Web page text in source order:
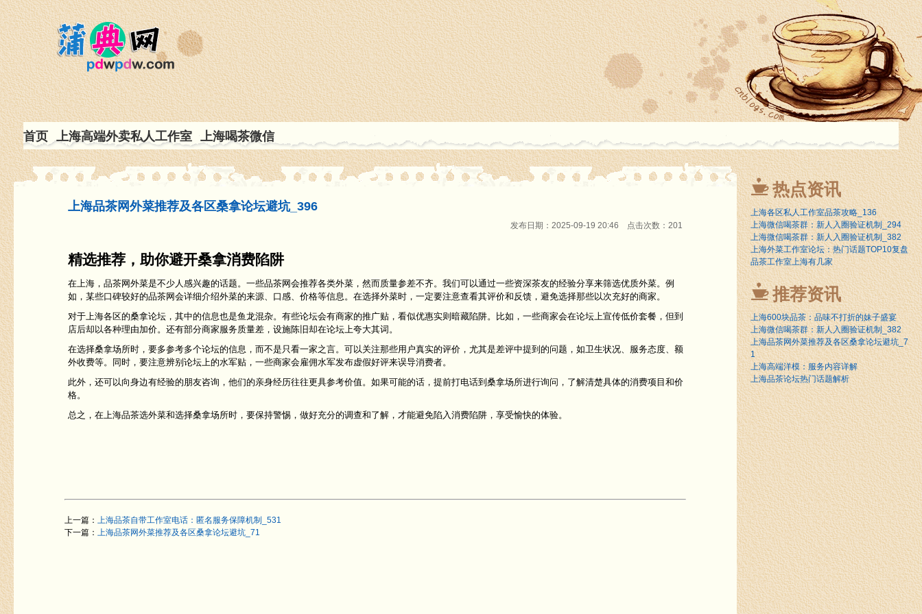
首页 上海高端外卖私人工作室 上海喝茶微信
上海品茶网外菜推荐及各区桑拿论坛避坑_396
发布日期：2025-09-19 20:46 点击次数：201
精选推荐，助你避开桑拿消费陷阱
在上海，品茶网外菜是不少人感兴趣的话题。一些品茶网会推荐各类外菜，然而质量参差不齐。我们可以通过一些资深茶友的经验分享来筛选优质外菜。例
如，某些口碑较好的品茶网会详细介绍外菜的来源、口感、价格等信息。在选择外菜时，一定要注意查看其评价和反馈，避免选择那些以次充好的商家。
对于上海各区的桑拿论坛，其中的信息也是鱼龙混杂。有些论坛会有商家的推广贴，看似优惠实则暗藏陷阱。比如，一些商家会在论坛上宣传低价套餐，但到
店后却以各种理由加价。还有部分商家服务质量差，设施陈旧却在论坛上夸大其词。
在选择桑拿场所时，要多参考多个论坛的信息，而不是只看一家之言。可以关注那些用户真实的评价，尤其是差评中提到的问题，如卫生状况、服务态度、额
外收费等。同时，要注意辨别论坛上的水军贴，一些商家会雇佣水军发布虚假好评来误导消费者。
此外，还可以向身边有经验的朋友咨询，他们的亲身经历往往更具参考价值。如果可能的话，提前打电话到桑拿场所进行询问，了解清楚具体的消费项目和价
格。
总之，在上海品茶选外菜和选择桑拿场所时，要保持警惕，做好充分的调查和了解，才能避免陷入消费陷阱，享受愉快的体验。
上一篇： 上海品茶自带工作室电话：匿名服务保障机制_531
下一篇： 上海品茶网外菜推荐及各区桑拿论坛避坑_71
热点资讯
上海各区私人工作室品茶攻略_136
上海微信喝茶群：新人入圈验证机制_294
上海微信喝茶群：新人入圈验证机制_382
上海外菜工作室论坛：热门话题TOP10复盘
品茶工作室上海有几家
推荐资讯
上海600块品茶：品味不打折的妹子盛宴
上海微信喝茶群：新人入圈验证机制_382
上海品茶网外菜推荐及各区桑拿论坛避坑_7
1
上海高端洋模：服务内容详解
上海品茶论坛热门话题解析